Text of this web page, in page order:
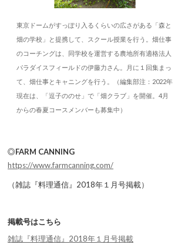
東京ドームがすっぽり入るくらいの広さがある「森と
畑の学校」と提携して、スクール授業を行う。畑仕事
のコーチングは、同学校を運営する農地所有適格法人
パラダイスフィールドの伊藤力さん。月に１回集まっ
て、畑仕事とキャニングを行う。（編集部注：2022年
現在は、「逗子ののせ」で「畑クラブ」を開催。4月
からの春夏コースメンバーも募集中）
◎FARM CANNING
https://www.farmcanning.com/
（雑誌『料理通信』2018年１月号掲載）
掲載号はこちら
雑誌『料理通信』2018年１月号掲載